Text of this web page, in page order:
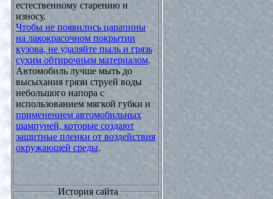
естественному старению и
износу.
Чтобы не появились царапины
на лакокрасочном покрытии
кузова, не удаляйте пыль и грязь
сухим обтирочным материалом.
Автомобиль лучше мыть до
высыхания грязи струей воды
небольшого напора с
использованием мягкой губки и
применением автомобильных
шампуней, которые создают
защитные пленки от воздействия
окружающей среды.
История сайта